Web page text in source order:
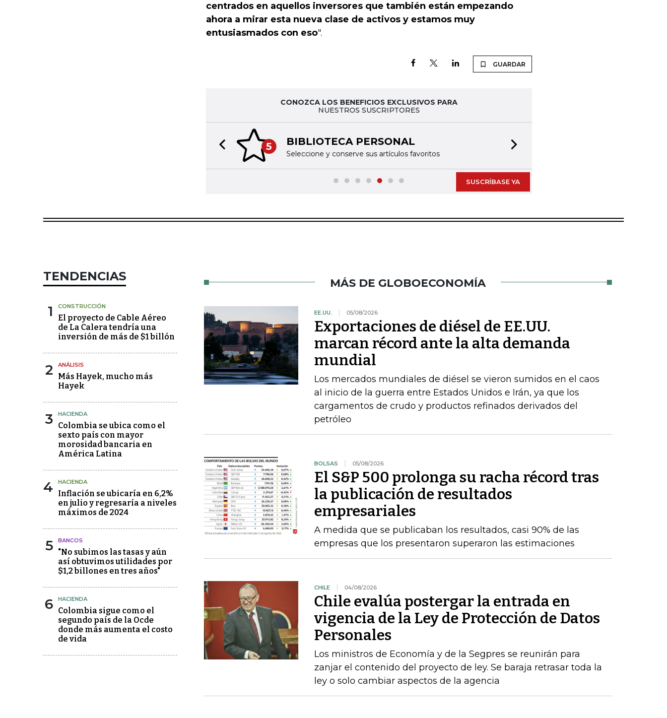
centrados en aquellos inversores que también están empezando
ahora a mirar esta nueva clase de activos y estamos muy
entusiasmados con eso".
GUARDAR
CONOZCA LOS BENEFICIOS EXCLUSIVOS PARA
NUESTROS SUSCRIPTORES
5 BIBLIOTECA PERSONAL
Seleccione y conserve sus artículos favoritos
Previous slide
SUSCRÍBASE YA
TENDENCIAS
1 CONSTRUCCIÓN
El proyecto de Cable Aéreo
de La Calera tendría una
inversión de más de $1 billón
2 ANÁLISIS
Más Hayek, mucho más
Hayek
3 HACIENDA
Colombia se ubica como el
sexto país con mayor
morosidad bancaria en
América Latina
4 HACIENDA
Inflación se ubicaría en 6,2%
en julio y regresaría a niveles
máximos de 2024
5 BANCOS
"No subimos las tasas y aún
así obtuvimos utilidades por
$1,2 billones en tres años"
6 HACIENDA
Colombia sigue como el
segundo país de la Ocde
donde más aumenta el costo
de vida
MÁS DE GLOBOECONOMÍA
EE.UU. 05/08/2026
Exportaciones de diésel de EE.UU.
marcan récord ante la alta demanda
mundial
Los mercados mundiales de diésel se vieron sumidos en el caos
al inicio de la guerra entre Estados Unidos e Irán, ya que los
cargamentos de crudo y productos refinados derivados del
petróleo
BOLSAS 05/08/2026
El S&P 500 prolonga su racha récord tras
la publicación de resultados
empresariales
A medida que se publicaban los resultados, casi 90% de las
empresas que los presentaron superaron las estimaciones
CHILE 04/08/2026
Chile evalúa postergar la entrada en
vigencia de la Ley de Protección de Datos
Personales
Los ministros de Economía y de la Segpres se reunirán para
zanjar el contenido del proyecto de ley. Se baraja retrasar toda la
ley o solo cambiar aspectos de la agencia